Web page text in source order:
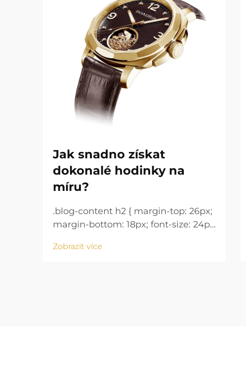
Jak snadno získat
dokonalé hodinky na
míru?
.blog-content h2 { margin-top: 26px;
margin-bottom: 18px; font-size: 24px
height: normal; } .blog-content h3 {
Zobrazit více